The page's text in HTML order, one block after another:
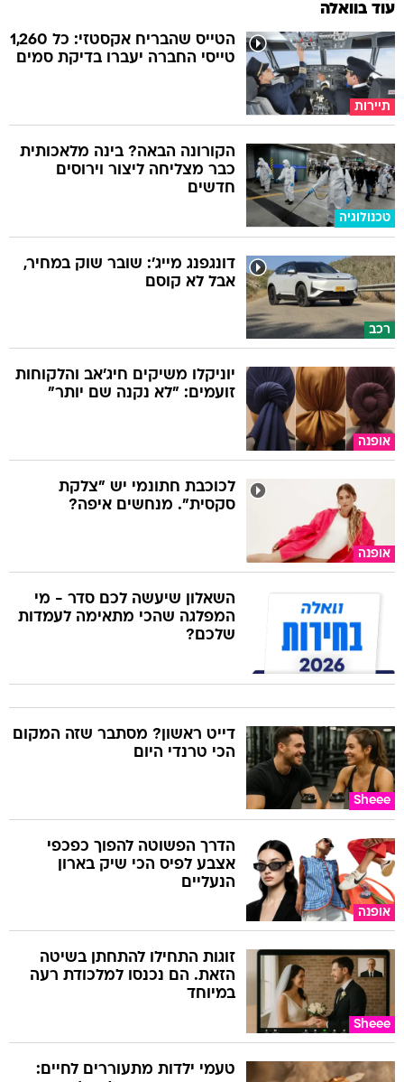
עוד בוואלה
תיירות
הטייס שהבריח אקסטזי: כל 1,260
טייסי החברה יעברו בדיקת סמים
טכנולוגיה
הקורונה הבאה? בינה מלאכותית
כבר מצליחה ליצור וירוסים
חדשים
רכב
דונגפנג מייג': שובר שוק במחיר,
אבל לא קוסם
אופנה
יוניקלו משיקים חיג'אב והלקוחות
זועמים: "לא נקנה שם יותר"
אופנה
לכוכבת חתונמי יש "צלקת
סקסית". מנחשים איפה?
השאלון שיעשה לכם סדר - מי
המפלגה שהכי מתאימה לעמדות
שלכם?
Sheee
דייט ראשון? מסתבר שזה המקום
הכי טרנדי היום
אופנה
הדרך הפשוטה להפוך כפכפי
אצבע לפיס הכי שיק בארון
הנעליים
Sheee
זוגות התחילו להתחתן בשיטה
הזאת. הם נכנסו למלכודת רעה
במיוחד
טעמי ילדות מתעוררים לחיים: